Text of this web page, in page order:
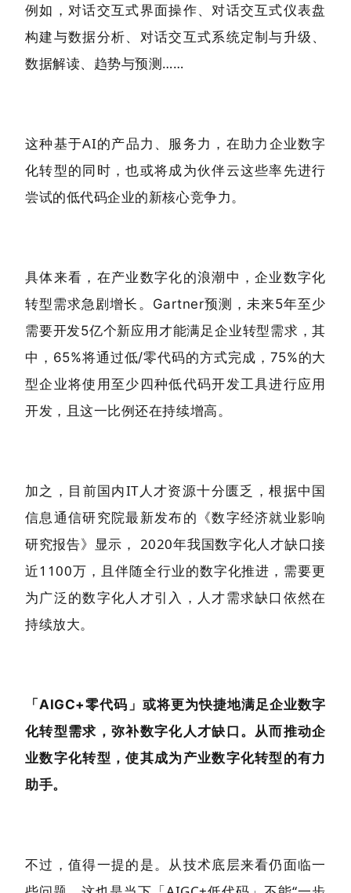
例如，对话交互式界面操作、对话交互式仪表盘
构建与数据分析、对话交互式系统定制与升级、
数据解读、趋势与预测……
这种基于AI的产品力、服务力，在助力企业数字
化转型的同时，也或将成为伙伴云这些率先进行
尝试的低代码企业的新核心竞争力。
具体来看，在产业数字化的浪潮中，企业数字化
转型需求急剧增长。
Gartner预测，未来5年至少
需要开发5亿个新应用才能满足企业转型需求，其
中，65%将通过低/零代码的方式完成，75%的大
型企业将使用至少四种低代码开发工具进行应用
开发，且这一比例还在持续增高。
加之，目前国内IT人才资源十分匮乏，根据中国
信息通信研究院最新发布的《数字经济就业影响
研究报告》显示， 2020年我国数字化人才缺口接
近1100万，且伴随全行业的数字化推进，需要更
为广泛的数字化人才引入，人才需求缺口依然在
持续放大。
「AIGC+零代码」或将更为快捷地满足企业数字
化转型需求，弥补数字化人才缺口。从而推动企
业数字化转型，使其成为产业数字化转型的有力
助手。
不过，值得一提的是。从技术底层来看仍面临一